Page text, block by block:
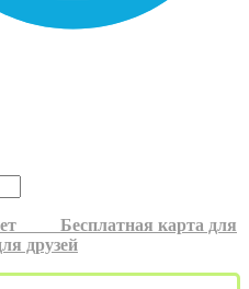
лет Бесплатная карта для
друзей